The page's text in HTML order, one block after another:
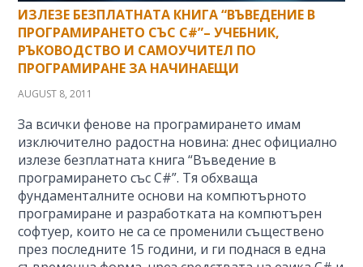
ИЗЛЕЗЕ БЕЗПЛАТНАТА КНИГА “ВЪВЕДЕНИЕ В
ПРОГРАМИРАНЕТО СЪС C#”– УЧЕБНИК,
РЪКОВОДСТВО И САМОУЧИТЕЛ ПО
ПРОГРАМИРАНЕ ЗА НАЧИНАЕЩИ
AUGUST 8, 2011
За всички фенове на програмирането имам
изключително радостна новина: днес официално
излезе безплатната книга “Въведение в
програмирането със C#”. Тя обхваща
фундаменталните основи на компютърното
програмиране и разработката на компютърен
софтуер, които не са се променили съществено
през последните 15 години, и ги поднася в една